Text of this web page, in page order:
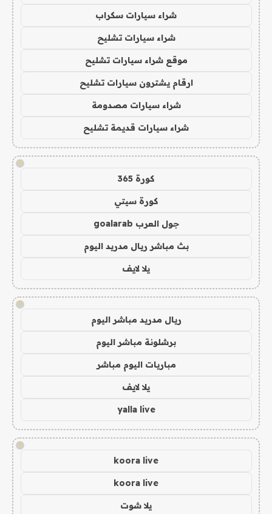
شراء سيارات سكراب
شراء سيارات تشليح
موقع شراء سيارات تشليح
ارقام يشترون سيارات تشليح
شراء سيارات مصدومة
شراء سيارات قديمة تشليح
!
كورة 365
كورة سيتي
جول العرب goalarab
بث مباشر ريال مدريد اليوم
يلا لايف
!
ريال مدريد مباشر اليوم
برشلونة مباشر اليوم
مباريات اليوم مباشر
يلا لايف
yalla live
!
koora live
koora live
يلا شوت